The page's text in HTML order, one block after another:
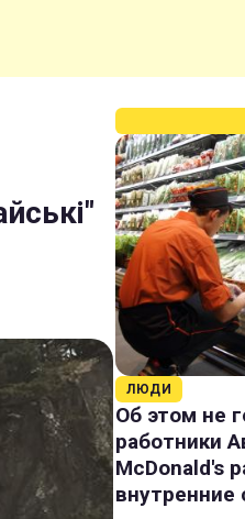
ЛЮДИ
Об этом не
работники
McDonald's
внутренние